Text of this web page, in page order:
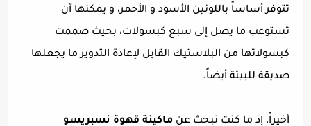
تتوفر أساساً باللونين الأسود و الأحمر، و يمكنها أن
تستوعب ما يصل إلى سبع كبسولات، بحيث صممت
كبسولاتها من البلاستيك القابل لإعادة التدوير ما يجعلها
صديقة للبيئة أيضاً.
أخيراً، إذ ما كنت تبحث عنماكينة قهوة نسبريسو